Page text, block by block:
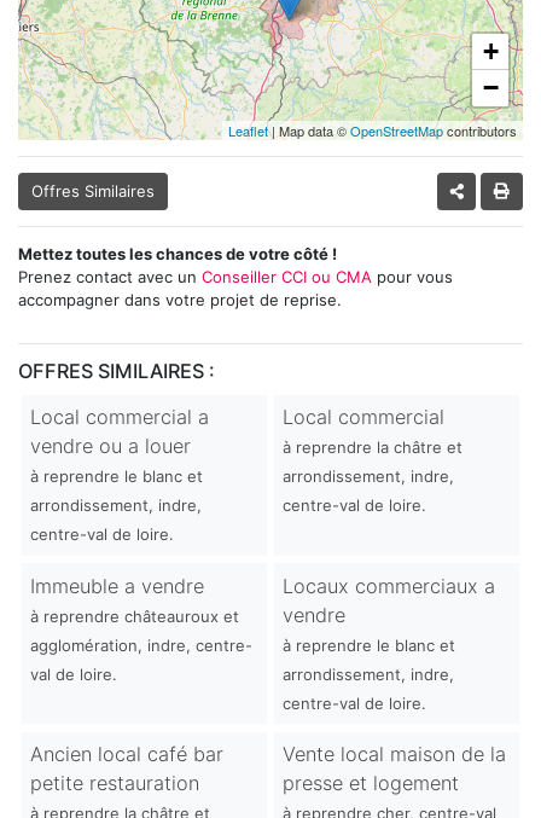
+
−
Leaflet| Map data ©OpenStreetMapcontributors
Offres Similaires
Mettez toutes les chances de votre côté !
Prenez contact avec un Conseiller CCI ou CMA pour vous
accompagner dans votre projet de reprise.
OFFRES SIMILAIRES :
Local commercial a
vendre ou a louer
à reprendre le blanc et
arrondissement, indre,
centre-val de loire.
Local commercial
à reprendre la châtre et
arrondissement, indre,
centre-val de loire.
Immeuble a vendre
à reprendre châteauroux et
agglomération, indre, centre-
val de loire.
Locaux commerciaux a
vendre
à reprendre le blanc et
arrondissement, indre,
centre-val de loire.
Ancien local café bar
petite restauration
à reprendre la châtre et
Vente local maison de la
presse et logement
à reprendre cher, centre-val